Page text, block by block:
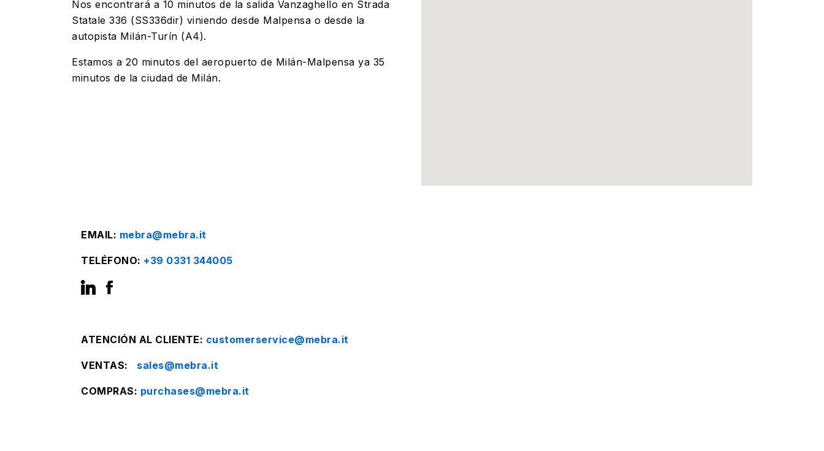
Nos encontrará a 10 minutos de la salida Vanzaghello en Strada
Statale 336 (SS336dir) viniendo desde Malpensa o desde la
autopista Milán-Turín (A4).
Estamos a 20 minutos del aeropuerto de Milán-Malpensa ya 35
minutos de la ciudad de Milán.
EMAIL: mebra@mebra.it
TELÉFONO: +39 0331 344005
ATENCIÓN AL CLIENTE: customerservice@mebra.it
VENTAS: sales@mebra.it
COMPRAS: purchases@mebra.it